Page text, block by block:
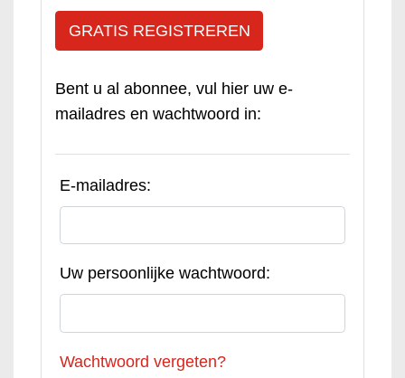
GRATIS REGISTREREN
Bent u al abonnee, vul hier uw e-
mailadres en wachtwoord in:
E-mailadres:
Uw persoonlijke wachtwoord:
Wachtwoord vergeten?